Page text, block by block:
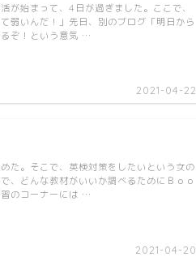
2021-04-22
が始まって、4日が過ぎました。ここで、
弱いんだ！」先日、別のブログ「明日から
ぞ！という意気 …
2021-04-20
た。そこで、英検対策をしたいという女の
、どんな教材がいいか調べるためにＢｏｏ
のコーナーには …